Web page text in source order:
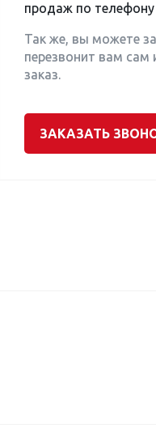
продаж по телефону
Так же, вы можете
перезвонит вам сам
заказ.
ЗАКАЗАТЬ